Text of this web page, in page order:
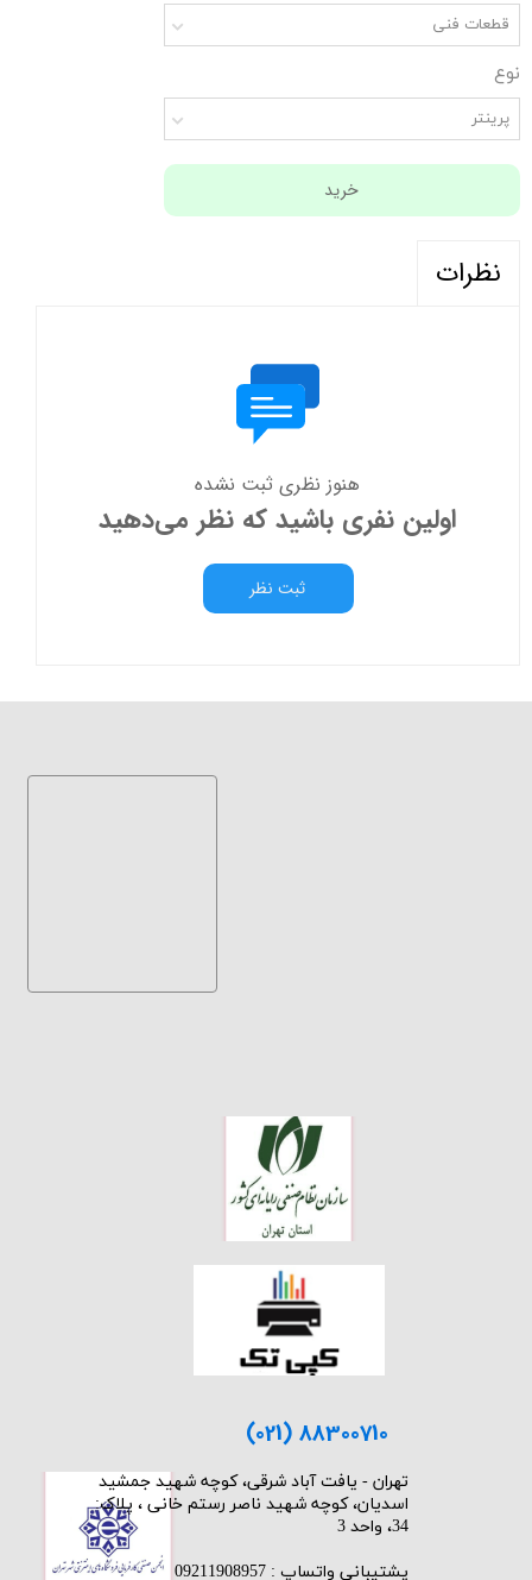
قطعات فنی
نوع
پرینتر
خرید
نظرات
هنوز نظری ثبت نشده
اولین نفری باشید که نظر می‌دهید
ثبت نظر
(021) 88300710
​تهران - یافت آباد شرقی، کوچه شهید جمشید
اسدیان، کوچه شهید ناصر رستم خانی ، پلاک:
34، واحد 3
پشتیبانی واتساپ : 09211908957